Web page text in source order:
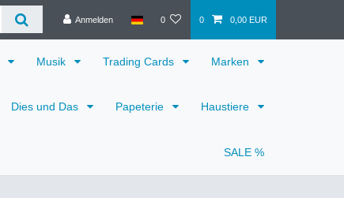
Anmelden 0 0 0,00 EUR
Musik Trading Cards Marken
Dies und Das Papeterie Haustiere
SALE %